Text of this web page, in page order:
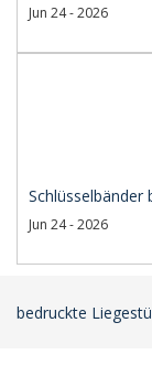
Jun 24 - 2026
Jun 24 - 2026
bedruckte